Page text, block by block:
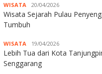
WISATA 20/04/2026
Wisata Sejarah Pulau
Tumbuh
WISATA 19/04/2026
Lebih Tua dari Kota
Senggarang